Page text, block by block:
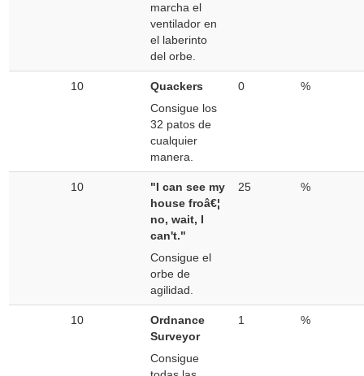
marcha el
ventilador en
el laberinto
del orbe.
10
Quackers
Consigue los
32 patos de
cualquier
manera.
0 %
10
"I can see my
house froâ€¦
no, wait, I
can't."
Consigue el
orbe de
agilidad.
25 %
10
Ordnance
Surveyor
Consigue
1 %